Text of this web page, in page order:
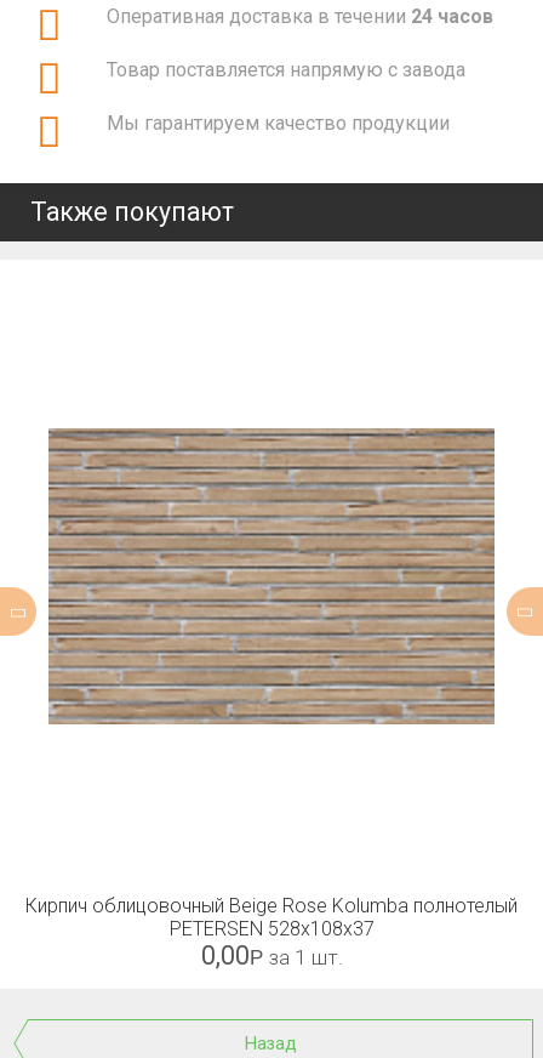
Оперативная доставка в течении 24 часов
Товар поставляется напрямую с завода
Мы гарантируем качество продукции
Также покупают
Кирпич облицовочный Beige Rose Kolumba полнотелый
PETERSEN 528x108x37
0,00Р за 1 шт.
Назад